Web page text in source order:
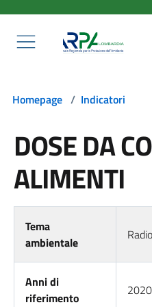
Homepage / Indicatori
DOSE DA
ALIMENTI
Tema
ambientale
Anni di
riferimento
2020